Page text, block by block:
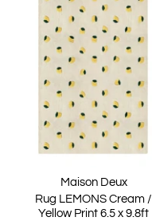
Maison Deux
Rug LEMONS Cream /
Yellow Print 6.5 x 9.8ft